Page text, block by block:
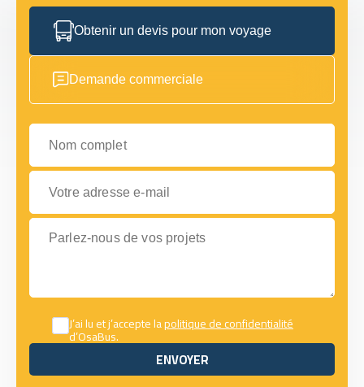
Obtenir un devis pour mon voyage
Demande commerciale
Nom complet
Votre adresse e-mail
Parlez-nous de vos projets
J’ai lu et j’accepte lapolitique de confidentialité
d’OsaBus.
ENVOYER
ENVOYER